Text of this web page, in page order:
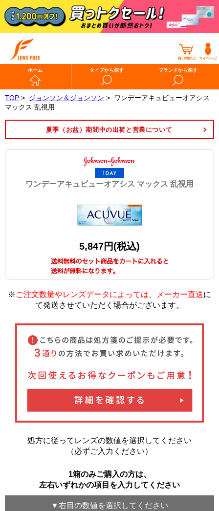
ホーム タイプから探す ブランドから探す
TOP > ジョンソン＆ジョンソン > ワンデーアキュビューオアシス
マックス 乱視用
夏季（お盆）期間中の出荷と営業について
ワンデーアキュビューオアシス マックス 乱視用
5,847円(税込)
※ ご注文数量やレンズデータによっては、メーカー直送に
て発送させていただく場合がございます。
処方に従ってレンズの数値を選択してください
（必ずご入力ください）
1箱のみご購入の方は、
左右いずれかの項目を入力してください
▼右目 の数値を選択してください